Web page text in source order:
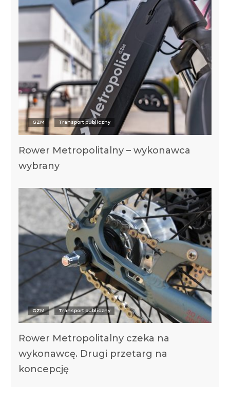
GZM Transport publiczny
Rower Metropolitalny – wykonawca
wybrany
GZM Transport publiczny
Rower Metropolitalny czeka na
wykonawcę. Drugi przetarg na
koncepcję